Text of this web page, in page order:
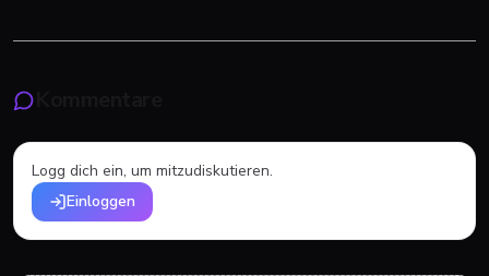
Logg dich ein, um mitzudiskutieren.
Einloggen